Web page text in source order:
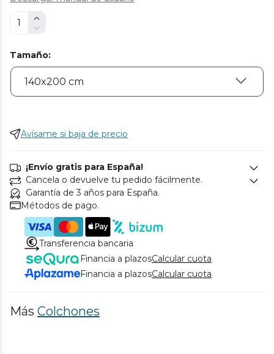
Tamaño:
Avísame si baja de precio
¡Envío gratis para España!
Cancela o devuelve tu pedido fácilmente.
Garantía de 3 años para España.
Métodos de pago.
Transferencia bancaria
Financia a plazosCalcular cuota
Financia a plazosCalcular cuota
Más Colchones